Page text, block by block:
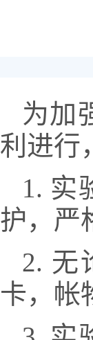
为加
利进行
1. 实
护，严
2. 无
卡，帐